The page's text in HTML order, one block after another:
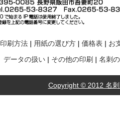
印刷方法 | 用紙の選び方 | 価格表 | お
データの扱い | その他の印刷 | 名刺
Copyright © 2012 名